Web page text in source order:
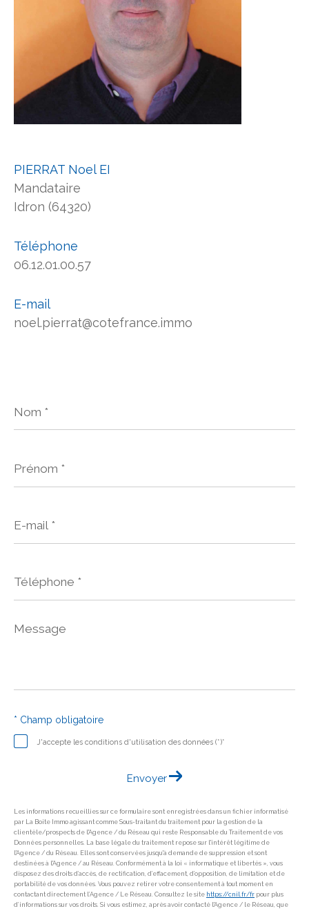
PIERRAT Noel EI
Mandataire
Idron (64320)
Téléphone
06.12.01.00.57
E-mail
noel.pierrat@cotefrance.immo
*
*
mail
*
Message
*
J'accepte les conditions d'utilisation des données (*)*
* Champ obligatoire
Envoyer
Les informations recueillies sur ce formulaire sont enregistrées dans un fichier informatisé
par La Boite Immo agissant comme Sous-traitant du traitement pour la gestion de la
clientèle/prospects de l'Agence / du Réseau qui reste Responsable du Traitement de vos
Données personnelles. La base légale du traitement repose sur l'intérêt légitime de
l'Agence / du Réseau. Elles sont conservées jusqu'à demande de suppression et sont
destinées à l'Agence / au Réseau. Conformément à la loi « informatique et libertés », vous
disposez des droits d’accès, de rectification, d’effacement, d’opposition, de limitation et de
portabilité de vos données. Vous pouvez retirer votre consentement à tout moment en
contactant directement l’Agence / Le Réseau. Consultez le site https://cnil.fr/fr pour plus
d’informations sur vos droits. Si vous estimez, après avoir contacté l'Agence / le Réseau, que